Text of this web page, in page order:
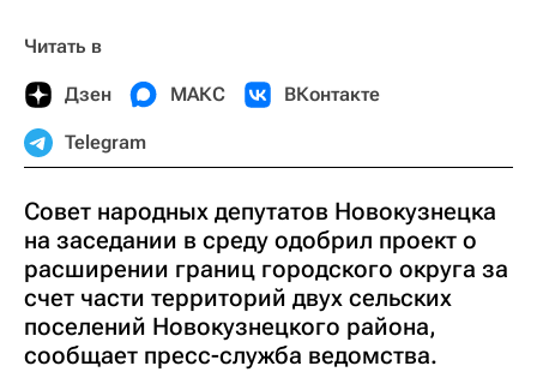
Читать в
Дзен МАКС ВКонтакте
Telegram
Совет народных депутатов Новокузнецка
на заседании в среду одобрил проект о
расширении границ городского округа за
счет части территорий двух сельских
поселений Новокузнецкого района,
сообщает пресс-служба ведомства.